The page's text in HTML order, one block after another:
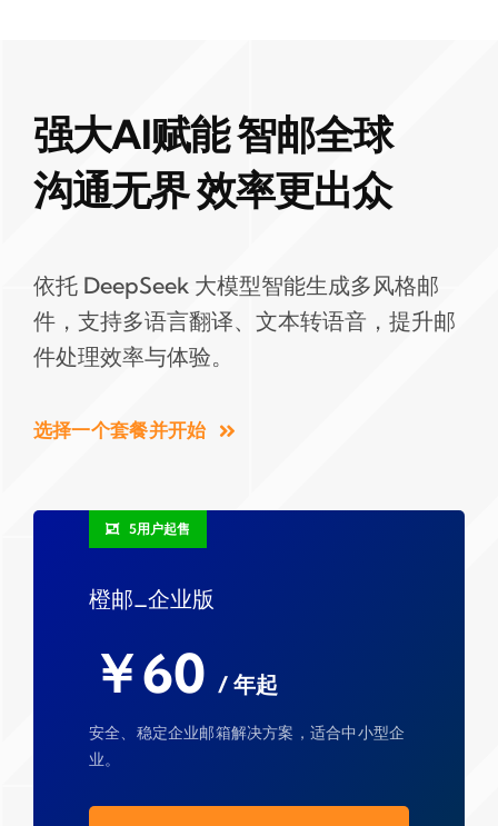
强大AI赋能 智邮全球
沟通无界 效率更出众
依托 DeepSeek 大模型智能生成多风格邮
件，支持多语言翻译、文本转语音，提升邮
件处理效率与体验。
选择一个套餐并开始
5用户起售
橙邮_企业版
￥60 / 年起
安全、稳定企业邮箱解决方案，适合中小型企
业。